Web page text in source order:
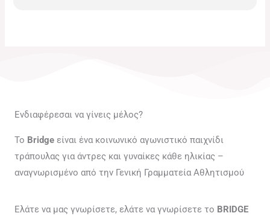
Ενδιαφέρεσαι να γίνεις μέλος?
Το Bridge είναι ένα κοινωνικό αγωνιστικό παιχνίδι
τράπουλας για άντρες και γυναίκες κάθε ηλικίας –
αναγνωρισμένο από την Γενική Γραμματεία Αθλητισμού
Ελάτε να μας γνωρίσετε, ελάτε να γνωρίσετε το BRIDGE